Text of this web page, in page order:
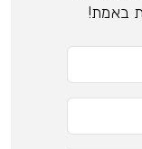
באמת!